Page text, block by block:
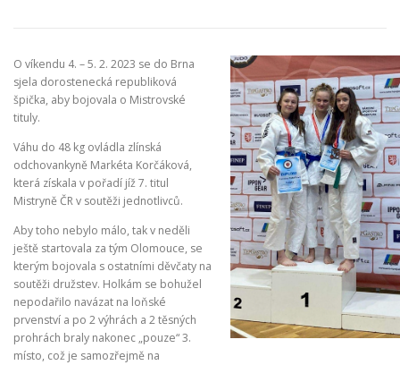
O víkendu 4. – 5. 2. 2023 se do Brna
sjela dorostenecká republiková
špička, aby bojovala o Mistrovské
tituly.
Váhu do 48 kg ovládla zlínská
odchovankyně Markéta Korčáková,
která získala v pořadí jíž 7️. titul
Mistryně ČR v soutěži jednotlivců.
Aby toho nebylo málo, tak v neděli
ještě startovala za tým Olomouce, se
kterým bojovala s ostatními děvčaty na
soutěži družstev. Holkám se bohužel
nepodařilo navázat na loňské
prvenství a po 2 výhrách a 2 těsných
prohrách braly nakonec „pouze“ 3.
místo, což je samozřejmě na